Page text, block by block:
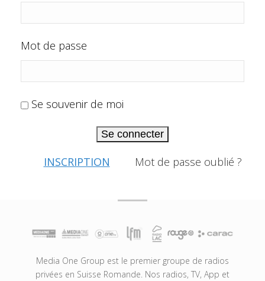
Mot de passe
Se souvenir de moi
Se connecter
INSCRIPTION Mot de passe oublié ?
Media One Group est le premier groupe de radios
privées en Suisse Romande. Nos radios, TV, App et